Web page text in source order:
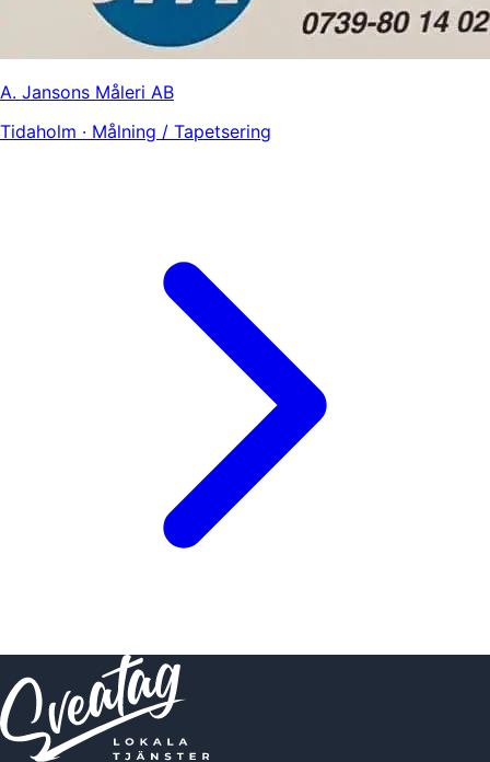
A. Jansons Måleri AB
Tidaholm · Målning / Tapetsering